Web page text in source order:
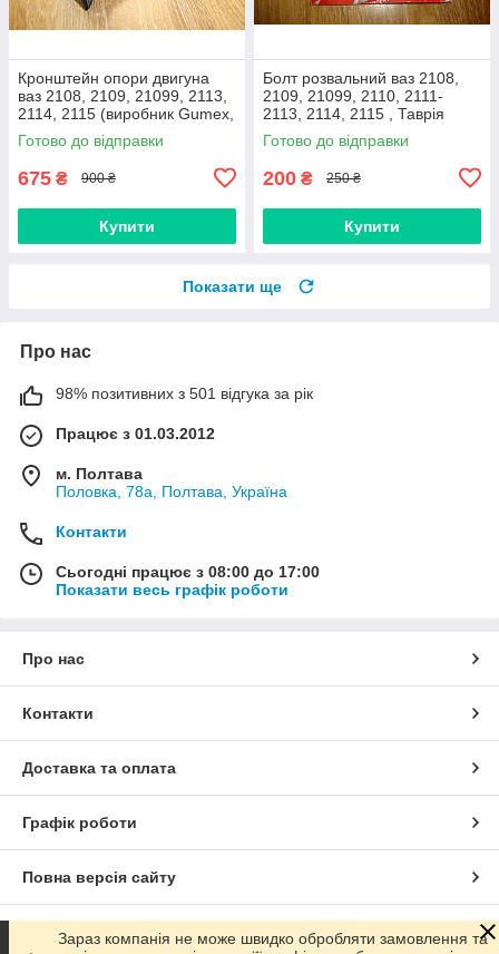
Кронштейн опори двигуна
ваз 2108, 2109, 21099, 2113,
2114, 2115 (виробник Gumex,
Польща)
Готово до відправки
675 ₴ 900 ₴
Купити
Болт розвальний ваз 2108,
2109, 21099, 2110, 2111-
2113, 2114, 2115 , Таврія
М12х60, стойки передньої
(Авто Комплект)
Готово до відправки
200 ₴ 250 ₴
Купити
Показати ще
Про нас
98% позитивних з 501 відгука за рік
Працює з 01.03.2012
м. Полтава
Половка, 78а, Полтава, Україна
Контакти
Сьогодні працює з 08:00 до 17:00
Показати весь графік роботи
Про нас
Контакти
Доставка та оплата
Графік роботи
Повна версія сайту
Сайт створено на маркетплейсі Prom.ua
Зараз компанія не може швидко обробляти замовлення та